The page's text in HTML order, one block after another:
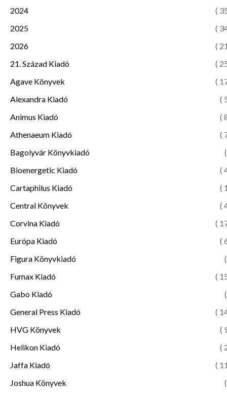
2024
(
2025
(
2026
(
21. Század Kiadó
(
Agave Könyvek
(
Alexandra Kiadó
(
Animus Kiadó
(
Athenaeum Kiadó
(
Bagolyvár Könyvkiadó
Bioenergetic Kiadó
(
Cartaphilus Kiadó
(
Central Könyvek
(
Corvina Kiadó
(
Európa Kiadó
(
Figura Könyvkiadó
Fumax Kiadó
(
Gabo Kiadó
General Press Kiadó
(
HVG Könyvek
(
Helikon Kiadó
(
Jaffa Kiadó
(
Joshua Könyvek